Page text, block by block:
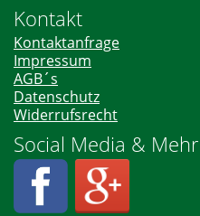
Kontakt
Kontaktanfrage
Impressum
AGB´s
Datenschutz
Widerrufsrecht
Social Media & Mehr